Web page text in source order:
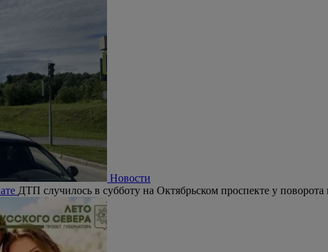
Новости
ДТП случилось в субботу на Октябрьском проспекте у поворота